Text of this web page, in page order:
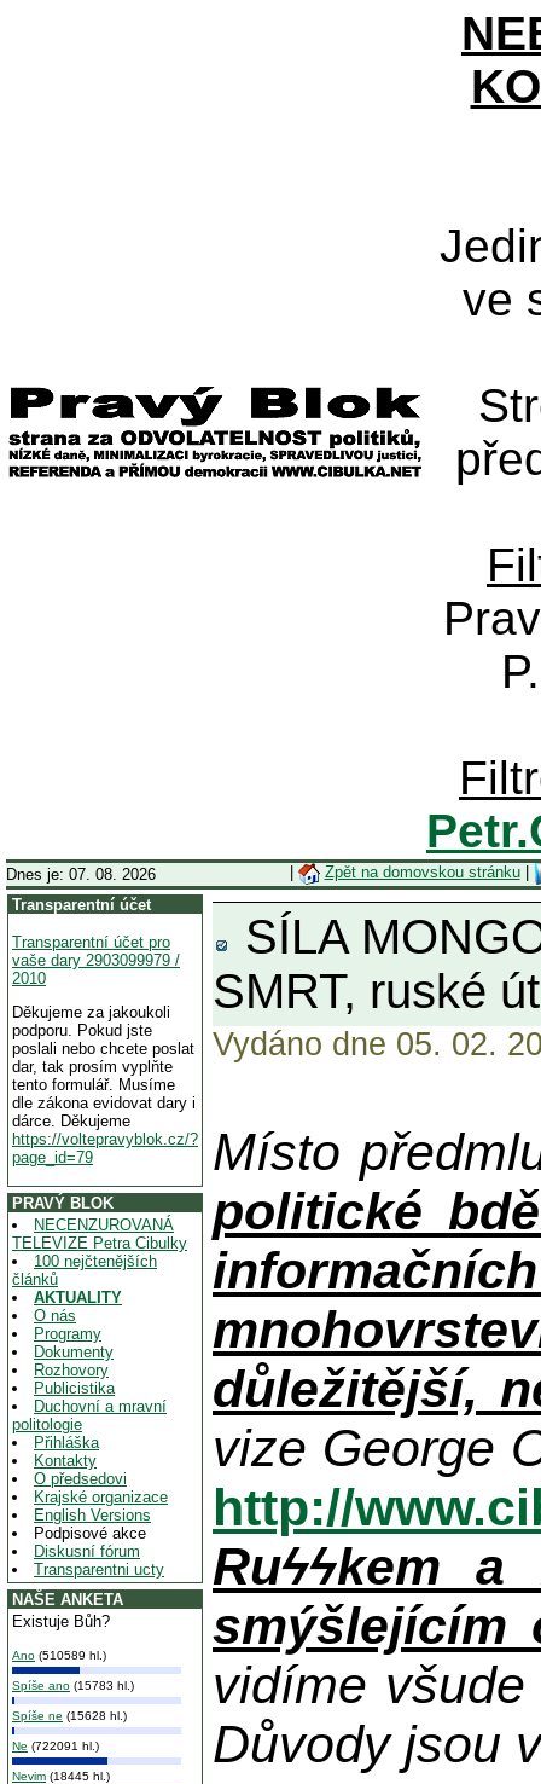
ve
Dnes je: 07. 08. 2026 Zpět na domovskou stránku|
Transparentní účet
Transparentní účet pro
vaše dary 2903099979 /
2010
Děkujeme za jakoukoli
podporu. Pokud jste
poslali nebo chcete poslat
dar, tak prosím vyplňte
tento formulář. Musíme
dle zákona evidovat dary i
dárce. Děkujeme
https://voltepravyblok.cz/?
page_id=79
PRAVÝ BLOK
NECENZUROVANÁ
TELEVIZE Petra Cibulky
100 nejčtenějších
článků
AKTUALITY
O nás
Programy
Dokumenty
Rozhovory
Publicistika
Duchovní a mravní
politologie
Přihláška
Kontakty
O předsedovi
Krajské organizace
English Versions
Podpisové akce
Diskusní fórum
Transparentni ucty
NAŠE ANKETA
Existuje Bůh?
Ano (510589 hl.)
Spíše ano (15783 hl.)
Spíše ne (15628 hl.)
Ne (722091 hl.)
Nevim (18445 hl.)
SÍLA
SMRT, ruské
Vydáno dne 05. 02.
Místo
politické
důležitější,
vize George
http://
Ruϟϟkem
smýšlejícím
vidíme
Důvody jsou